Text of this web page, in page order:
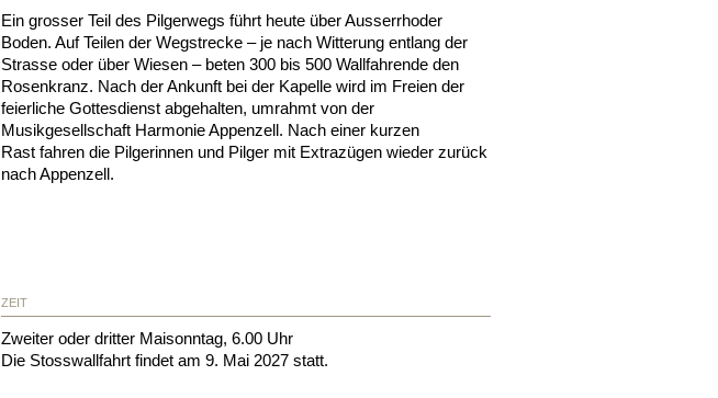
Ein grosser Teil des Pilgerwegs führt heute über Ausserrhoder
Boden. Auf Teilen der Wegstrecke – je nach Witterung entlang der
Strasse oder über Wiesen – beten 300 bis 500 Wallfahrende den
Rosenkranz. Nach der Ankunft bei der Kapelle wird im Freien der
feierliche Gottesdienst abgehalten, umrahmt von der
Musikgesellschaft Harmonie Appenzell. Nach einer kurzen
Rast fahren die Pilgerinnen und Pilger mit Extrazügen wieder zurück
nach Appenzell.
ZEIT
Zweiter oder dritter Maisonntag, 6.00 Uhr
Die Stosswallfahrt findet am 9. Mai 2027 statt.